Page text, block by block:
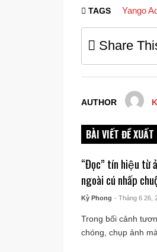
TAGS Yango
Share
AUTHOR
BÀI VIẾT ĐỀ XUẤT
“Đọc” tín hiệu từ
ngoài cú nhấp
Kỳ Phong - Tháng 6 26,
Trong bối cảnh
chóng, chụp ảnh